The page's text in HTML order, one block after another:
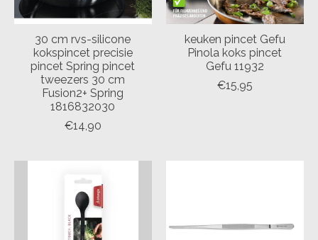
30 cm rvs-silicone
kokspincet precisie
pincet Spring pincet
tweezers 30 cm
Fusion2+ Spring
1816832030
€14,90
keuken pincet Gefu
Pinola koks pincet
Gefu 11932
€15,95